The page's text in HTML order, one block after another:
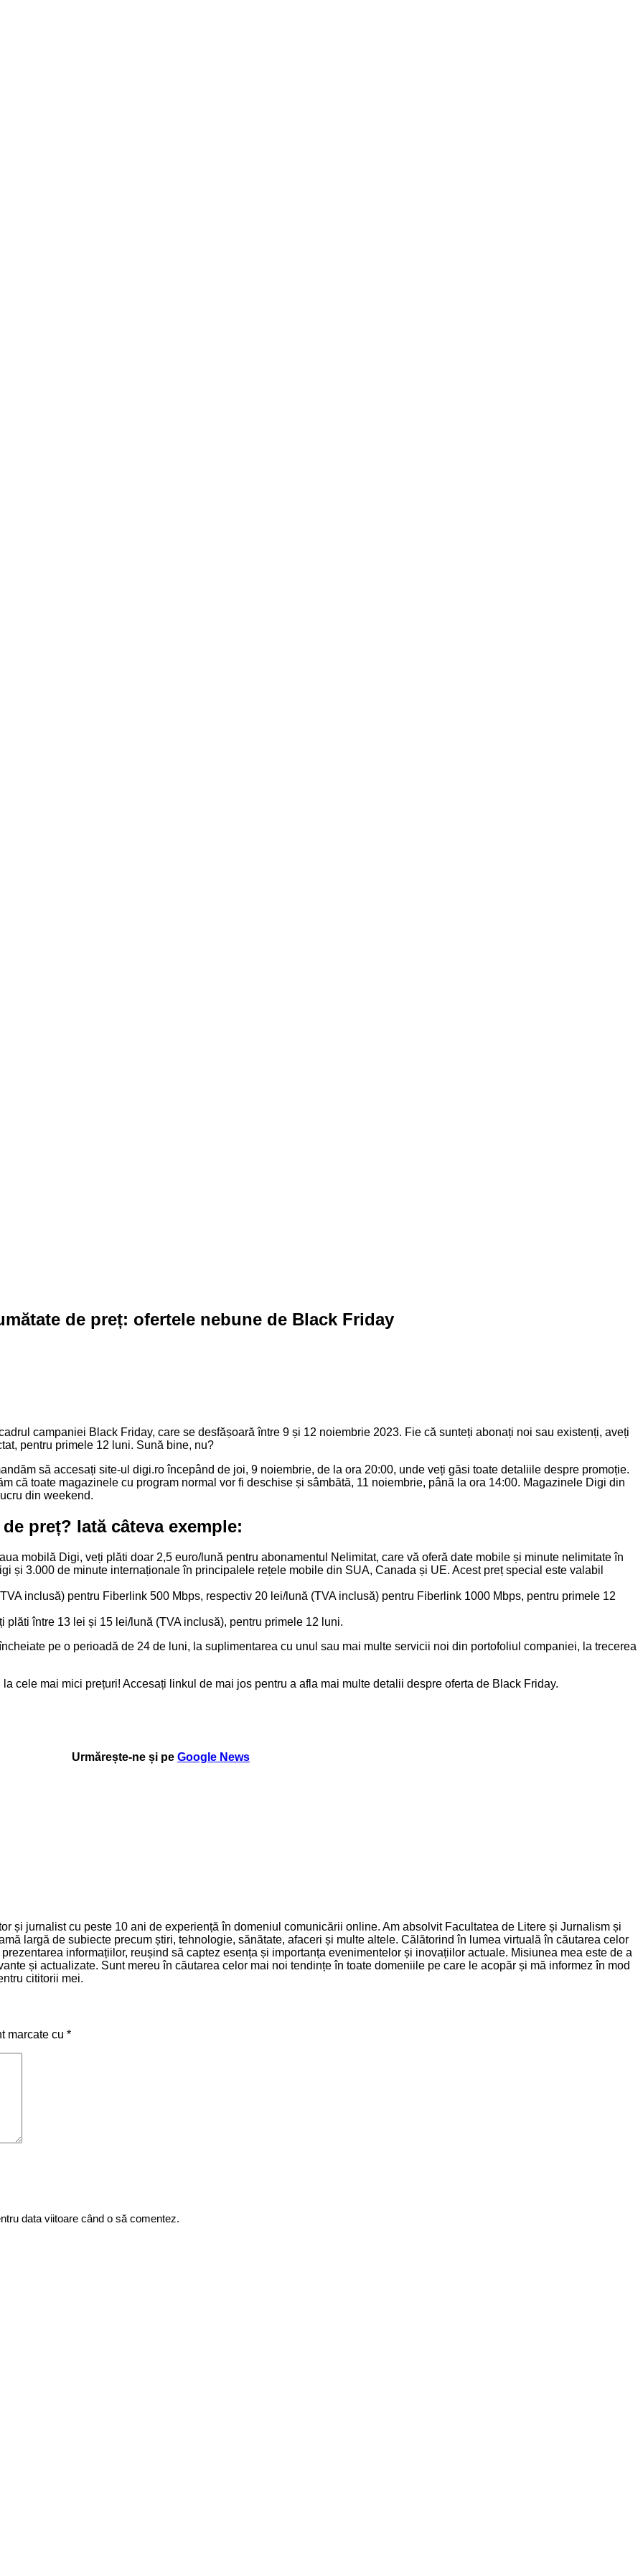
de preț: ofertele nebune de Black Friday
campaniei Black Friday, care se desfășoară între 9 și 12 noiembrie 2023. Fie că sunteți abonați noi sau existenți, aveți
pentru primele 12 luni. Sună bine, nu?
să accesați site-ul digi.ro începând de joi, 9 noiembrie, de la ora 20:00, unde veți găsi toate detaliile despre promoție.
că toate magazinele cu program normal vor fi deschise și sâmbătă, 11 noiembrie, până la ora 14:00. Magazinele Digi din
din weekend.
preț? Iată câteva exemple:
mobilă Digi, veți plăti doar 2,5 euro/lună pentru abonamentul Nelimitat, care vă oferă date mobile și minute nelimitate în
și 3.000 de minute internaționale în principalele rețele mobile din SUA, Canada și UE. Acest preț special este valabil
inclusă) pentru Fiberlink 500 Mbps, respectiv 20 lei/lună (TVA inclusă) pentru Fiberlink 1000 Mbps, pentru primele 12
între 13 lei și 15 lei/lună (TVA inclusă), pentru primele 12 luni.
pe o perioadă de 24 de luni, la suplimentarea cu unul sau mai multe servicii noi din portofoliul companiei, la trecerea
cele mai mici prețuri! Accesați linkul de mai jos pentru a afla mai multe detalii despre oferta de Black Friday.
Urmărește-ne și pe Google News
și jurnalist cu peste 10 ani de experiență în domeniul comunicării online. Am absolvit Facultatea de Litere și Jurnalism și
largă de subiecte precum știri, tehnologie, sănătate, afaceri și multe altele. Călătorind în lumea virtuală în căutarea celor
informațiilor, reușind să captez esența și importanța evenimentelor și inovațiilor actuale. Misiunea mea este de a
și actualizate. Sunt mereu în căutarea celor mai noi tendințe în toate domeniile pe care le acopăr și mă informez în mod
cititorii mei.
marcate cu *
data viitoare când o să comentez.